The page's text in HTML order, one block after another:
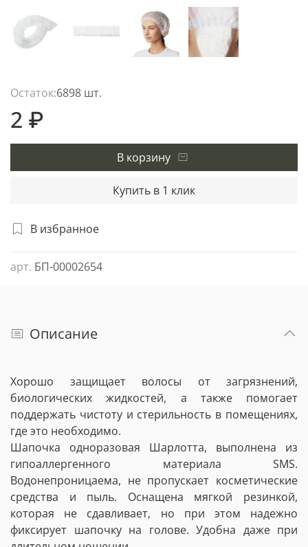
В избранное
арт. БП-00002654
Остаток:6898 шт.
2 ₽
В корзину
Купить в 1 клик
Описание
Хорошо защищает волосы от загрязнений,
биологических жидкостей, а также помогает
поддержать чистоту и стерильность в помещениях,
где это необходимо.
Шапочка одноразовая Шарлотта, выполнена из
гипоаллергенного материала SMS.
Водонепроницаема, не пропускает косметические
средства и пыль. Оснащена мягкой резинкой,
которая не сдавливает, но при этом надежно
фиксирует шапочку на голове. Удобна даже при